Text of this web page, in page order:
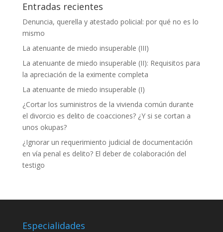
Entradas recientes
Denuncia, querella y atestado policial: por qué no es lo
mismo
La atenuante de miedo insuperable (III)
La atenuante de miedo insuperable (II): Requisitos para
la apreciación de la eximente completa
La atenuante de miedo insuperable (I)
¿Cortar los suministros de la vivienda común durante
el divorcio es delito de coacciones? ¿Y si se cortan a
unos okupas?
¿Ignorar un requerimiento judicial de documentación
en vía penal es delito? El deber de colaboración del
testigo
Especialidades
para que
funcione la
web.
Estadísticas
Para que
podamos
mejorar la
y estructura
de la web, en
base a cómo
Experiencia
funcione lo
visita. Si